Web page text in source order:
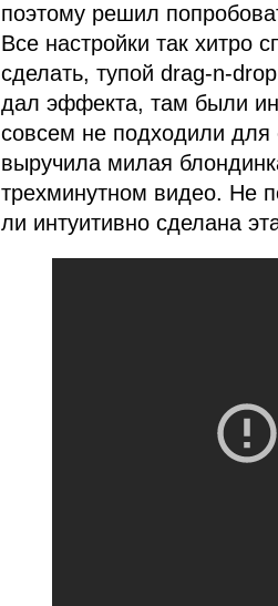
поэтому решил
Все настройки так хитро
сделать, тупой drag-n-
дал эффекта, там были
совсем не подходили для
выручила милая
трехминутном видео. Не
ли интуитивно сделана